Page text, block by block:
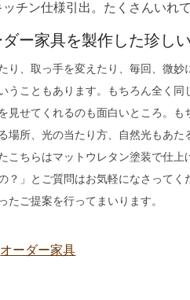
チン仕様引出。たくさんいれ
ー家具を製作した珍し
り、取っ手を変えたり、毎回、微
うこともあります。もちろん全く
見せてくれるのも面白いところ。
場所、光の当たり方、自然光もあ
こちらはマットウレタン塗装で仕
？」とご質問はお気軽になさって
ご提案を行ってまいります。
オーダー家具